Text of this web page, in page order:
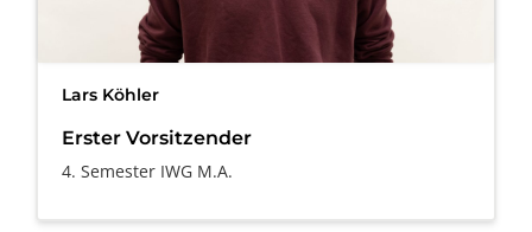
Lars Köhler
Erster Vorsitzender
4. Semester IWG M.A.